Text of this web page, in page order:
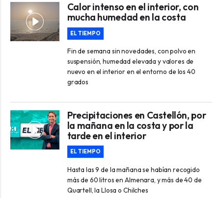
Calor intenso en el interior, con
mucha humedad en la costa
EL TIEMPO
Fin de semana sin novedades, con polvo en
suspensión, humedad elevada y valores de
nuevo en el interior en el entorno de los 40
grados
Precipitaciones en Castellón, por
la mañana en la costa y por la
tarde en el interior
EL TIEMPO
Hasta las 9 de la mañana se habían recogido
más de 60 litros en Almenara, y más de 40 de
Quartell, la Llosa o Chilches